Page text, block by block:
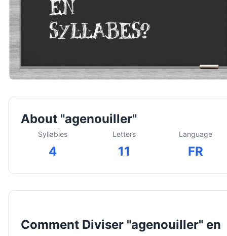
About "agenouiller"
Syllables
4
Letters
11
Language
FR
Comment Diviser "agenouiller" en